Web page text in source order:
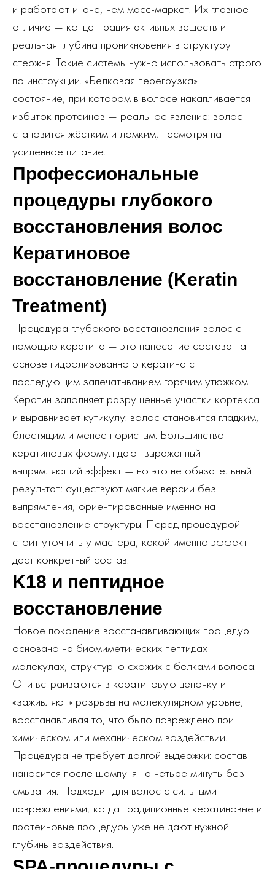
и работают иначе, чем масс-маркет. Их главное
отличие — концентрация активных веществ и
реальная глубина проникновения в структуру
стержня. Такие системы нужно использовать строго
по инструкции. «Белковая перегрузка» —
состояние, при котором в волосе накапливается
избыток протеинов — реальное явление: волос
становится жёстким и ломким, несмотря на
усиленное питание.
Профессиональные
процедуры глубокого
восстановления волос
Кератиновое
восстановление (Keratin
Treatment)
Процедура глубокого восстановления волос с
помощью кератина — это нанесение состава на
основе гидролизованного кератина с
последующим запечатыванием горячим утюжком.
Кератин заполняет разрушенные участки кортекса
и выравнивает кутикулу: волос становится гладким,
блестящим и менее пористым. Большинство
кератиновых формул дают выраженный
выпрямляющий эффект — но это не обязательный
результат: существуют мягкие версии без
выпрямления, ориентированные именно на
восстановление структуры. Перед процедурой
стоит уточнить у мастера, какой именно эффект
даст конкретный состав.
K18 и пептидное
восстановление
Новое поколение восстанавливающих процедур
основано на биомиметических пептидах —
молекулах, структурно схожих с белками волоса.
Они встраиваются в кератиновую цепочку и
«заживляют» разрывы на молекулярном уровне,
восстанавливая то, что было повреждено при
химическом или механическом воздействии.
Процедура не требует долгой выдержки: состав
наносится после шампуня на четыре минуты без
смывания. Подходит для волос с сильными
повреждениями, когда традиционные кератиновые и
протеиновые процедуры уже не дают нужной
глубины воздействия.